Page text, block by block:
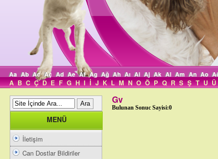
Aa Ab Ac Aç Ad Ae Af Ag Ağ Ah Aı Ai Aj Ak Al Am An Ao
A B C Ç D E F G H I İ J K L M N O Ö P Q R S Ş T U Ü
MENÜ
İletişim
Can Dostlar Bildiriler
Gv
Bulunan Sonuc Sayisi:0